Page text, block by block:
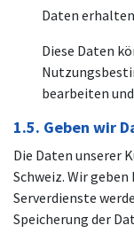
Daten
Diese Daten
bearbeiten
1.5. Geben wir
Die Daten unserer
Schweiz. Wir
Serverdienste
Speicherung der